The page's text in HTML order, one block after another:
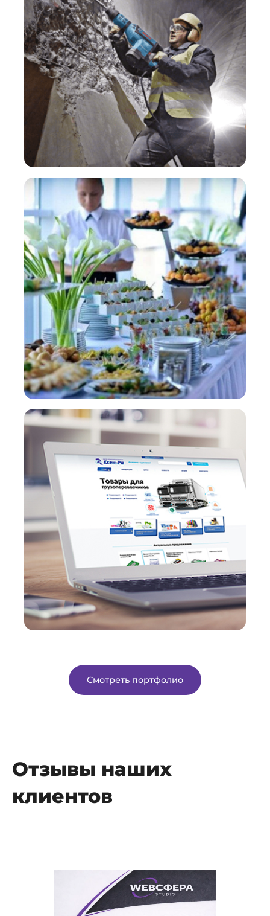
Смотреть портфолио
Отзывы наших
клиентов